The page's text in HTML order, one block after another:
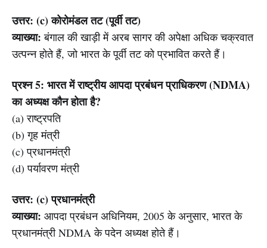
उत्तर: (c) कोरोमंडल तट (पूर्वी तट)
व्याख्या: बंगाल की खाड़ी में अरब सागर की अपेक्षा अधिक चक्रवात
उत्पन्न होते हैं, जो भारत के पूर्वी तट को प्रभावित करते हैं।
प्रश्न 5: भारत में राष्ट्रीय आपदा प्रबंधन प्राधिकरण (NDMA)
का अध्यक्ष कौन होता है?
(a) राष्ट्रपति
(b) गृह मंत्री
(c) प्रधानमंत्री
(d) पर्यावरण मंत्री
उत्तर: (c) प्रधानमंत्री
व्याख्या: आपदा प्रबंधन अधिनियम, 2005 के अनुसार, भारत के
प्रधानमंत्री NDMA के पदेन अध्यक्ष होते हैं।